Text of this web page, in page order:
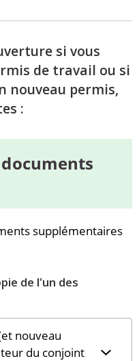
si vous
de travail ou si
nouveau permis,
:
supplémentaires
de l'un des
nouveau
du conjoint